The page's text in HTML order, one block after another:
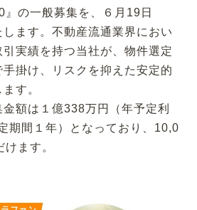
』の一般募集を、６月19日
します。不動産流通業界におい
実績を持つ当社が、物件選定
掛け、リスクを抑えた安定的
す。
額は１億338万円（年予定利
期間１年）となっており、10,0
ます。